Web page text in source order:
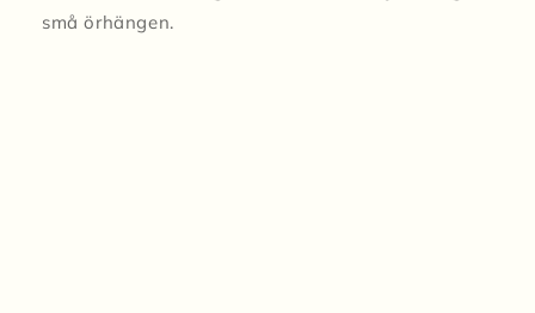
små örhängen.